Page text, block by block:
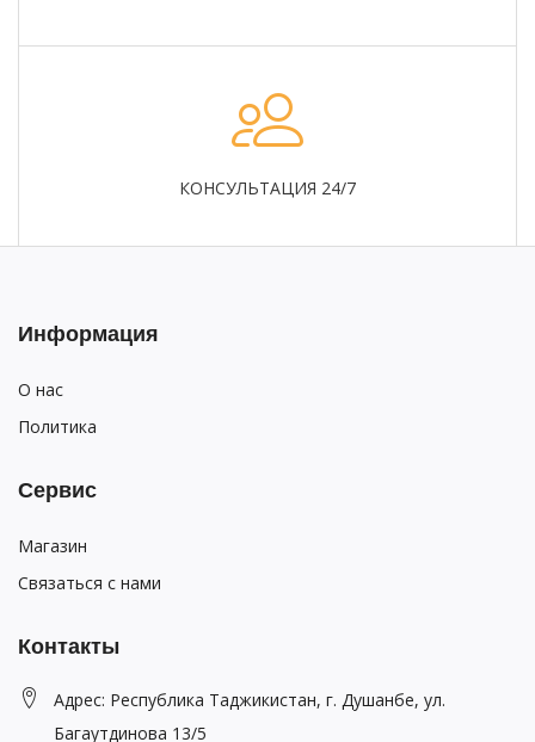
КОНСУЛЬТАЦИЯ 24/7
Информация
О нас
Политика
Сервис
Магазин
Связаться с нами
Контакты
Адрес: Республика Таджикистан, г. Душанбе, ул.
Багаутдинова 13/5